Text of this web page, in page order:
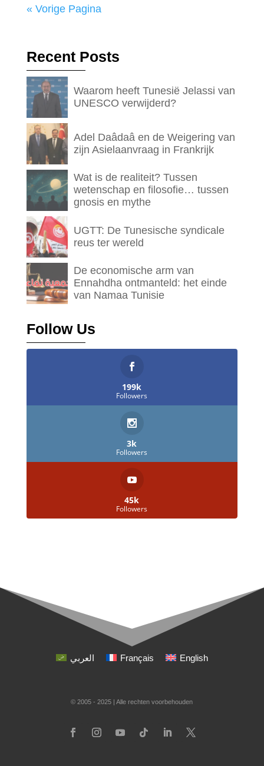
« Vorige Pagina
Recent Posts
Waarom heeft Tunesië Jelassi van
UNESCO verwijderd?
Adel Daâdaâ en de Weigering van
zijn Asielaanvraag in Frankrijk
Wat is de realiteit? Tussen
wetenschap en filosofie… tussen
gnosis en mythe
UGTT: De Tunesische syndicale
reus ter wereld
De economische arm van
Ennahdha ontmanteld: het einde
van Namaa Tunisie
Follow Us
199k
Followers
3k
Followers
45k
Followers
العربي Français English
© 2005 - 2025 | Alle rechten voorbehouden